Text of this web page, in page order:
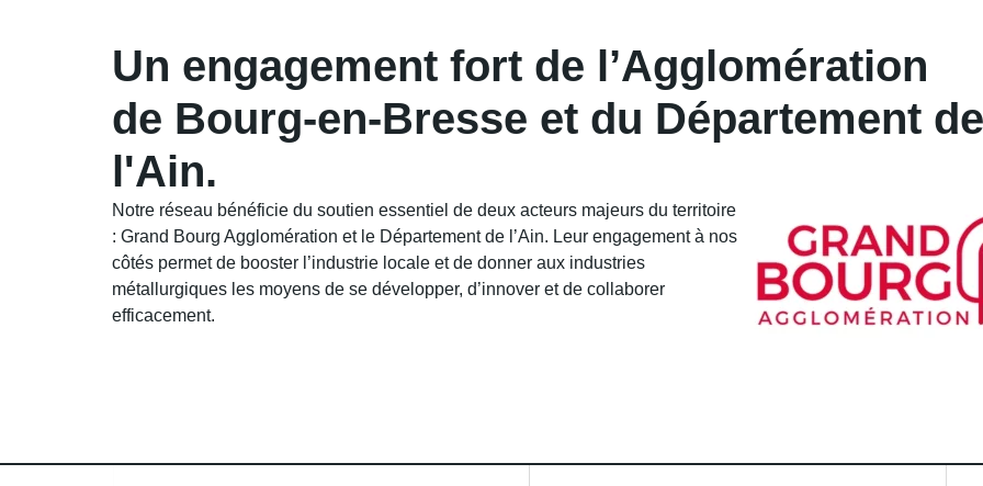
Un engagement fort de l’Agglomération
de Bourg-en-Bresse et du Département de
l'Ain.
Notre réseau bénéficie du soutien essentiel de deux acteurs majeurs du territoire
: Grand Bourg Agglomération et le Département de l’Ain. Leur engagement à nos
côtés permet de booster l’industrie locale et de donner aux industries
métallurgiques les moyens de se développer, d’innover et de collaborer
efficacement.